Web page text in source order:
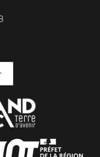
de l'Astrolabe
de